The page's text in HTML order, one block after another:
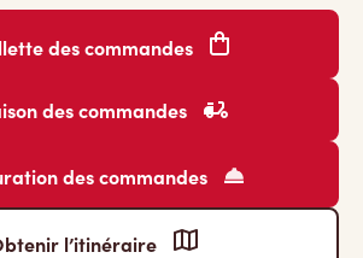
des commandes
des commandes
des commandes
l’itinéraire